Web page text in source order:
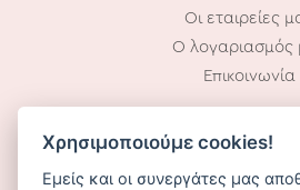
Οι εταιρείες
Ο λογαριασμός
Επικοινωνία
Ωράριο
Δευ – Παρ: 10.00 –
Χρησιμοποιούμε cookies!
Εμείς και οι συνεργάτες μας